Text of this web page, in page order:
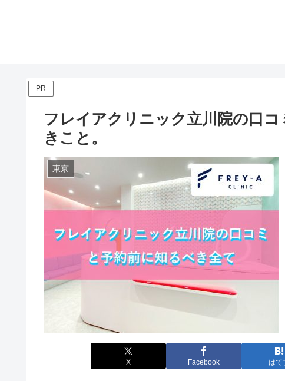
PR
フレイアクリニック立川院の口
きこと。
東京
X Facebook はて